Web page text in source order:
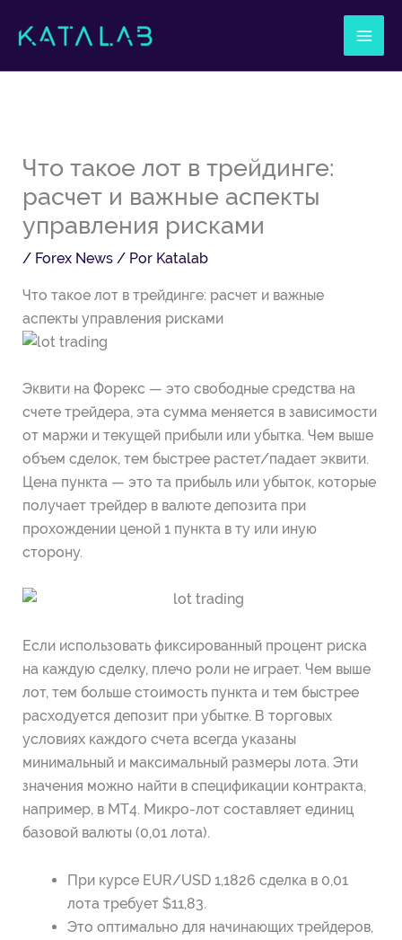
Что такое лот в трейдинге:
расчет и важные аспекты
управления рисками
/ Forex News / Por Katalab
Что такое лот в трейдинге: расчет и важные
аспекты управления рисками
Эквити на Форекс — это свободные средства на
счете трейдера, эта сумма меняется в зависимости
от маржи и текущей прибыли или убытка. Чем выше
объем сделок, тем быстрее растет/падает эквити.
Цена пункта — это та прибыль или убыток, которые
получает трейдер в валюте депозита при
прохождении ценой 1 пункта в ту или иную
сторону.
Если использовать фиксированный процент риска
на каждую сделку, плечо роли не играет. Чем выше
лот, тем больше стоимость пункта и тем быстрее
расходуется депозит при убытке. В торговых
условиях каждого счета всегда указаны
минимальный и максимальный размеры лота. Эти
значения можно найти в спецификации контракта,
например, в МТ4. Микро-лот составляет единиц
базовой валюты (0,01 лота).
При курсе EUR/USD 1,1826 сделка в 0,01
лота требует $11,83.
Это оптимально для начинающих трейдеров,